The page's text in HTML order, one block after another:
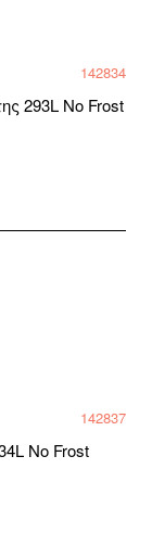
142834
293L No Frost
142837
No Frost